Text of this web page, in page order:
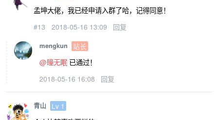
孟坤大佬，我已经申请入群了哈，记得同意！
#13 2018-05-16 13:09 回复
mengkun 站长
@瞳无眠 已通过！
2018-05-16 16:08 回复
青山 Lv 1